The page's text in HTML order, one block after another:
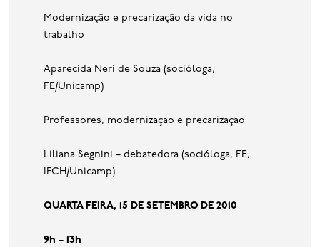
Modernização e precarização da vida no
trabalho
Aparecida Neri de Souza (socióloga,
FE/Unicamp)
Professores, modernização e precarização
Liliana Segnini – debatedora (socióloga, FE,
IFCH/Unicamp)
QUARTA FEIRA, 15DE SETEMBRO DE2010
9h – 13h